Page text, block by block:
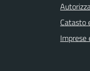
Catasto
Imprese